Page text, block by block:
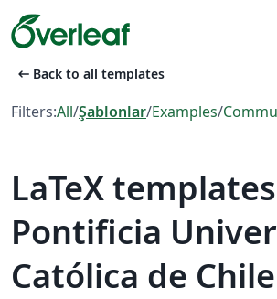
arrow_left_alt Back to all templates
Filters:All/Şablonlar/Examples/
LaTeX
Pontificia
Católica de Chile